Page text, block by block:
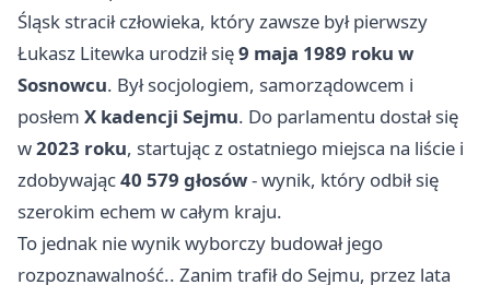
Śląsk stracił człowieka, który zawsze był pierwszy
Łukasz Litewka urodził się9 maja 1989 roku w
Sosnowcu. Był socjologiem, samorządowcem i
posłem X kadencji Sejmu. Do parlamentu dostał się
w2023 roku, startując z ostatniego miejsca na liście i
zdobywając40 579 głosów- wynik, który odbił się
szerokim echem w całym kraju.
To jednak nie wynik wyborczy budował jego
rozpoznawalność.. Zanim trafił do Sejmu, przez lata